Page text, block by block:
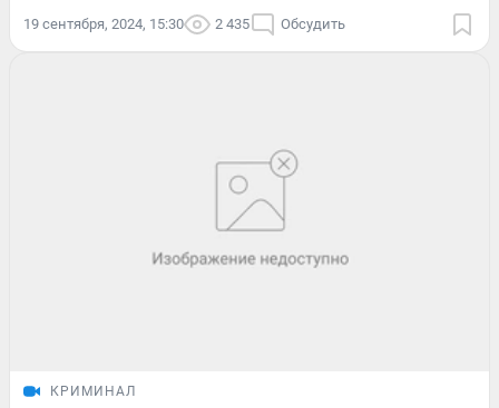
19 сентября, 2024, 15:30 2 435 Обсудить
КРИМИНАЛ